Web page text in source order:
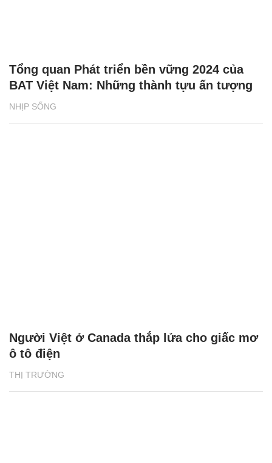
NHỊP SỐNG
Tổng quan Phát triển bền vững 2024 của
BAT Việt Nam: Những thành tựu ấn tượng
THỊ TRƯỜNG
Người Việt ở Canada thắp lửa cho giấc mơ
ô tô điện